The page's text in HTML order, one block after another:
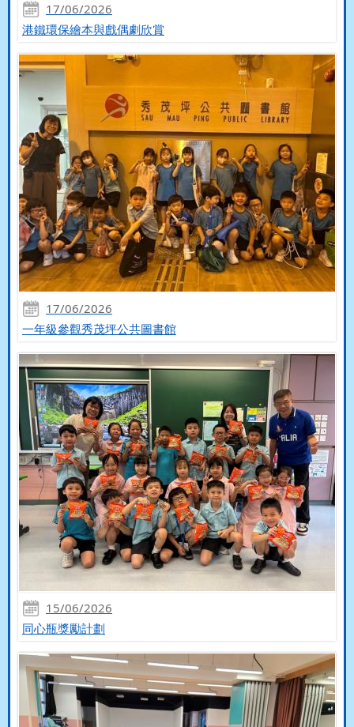
17/06/2026
港鐵環保繪本與戲偶劇欣賞
17/06/2026
一年級參觀秀茂坪公共圖書館
15/06/2026
同心瓶獎勵計劃